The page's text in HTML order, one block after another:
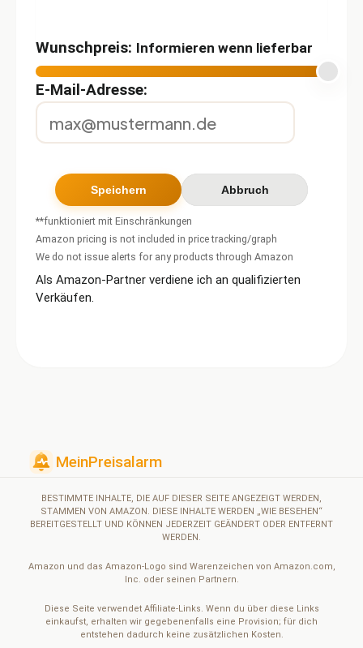
Wunschpreis: Informieren wenn lieferbar
E-Mail-Adresse:
**funktioniert mit Einschränkungen
Amazon pricing is not included in price tracking/graph
We do not issue alerts for any products through Amazon
Als Amazon-Partner verdiene ich an qualifizierten
Verkäufen.
BESTIMMTE INHALTE, DIE AUF DIESER SEITE ANGEZEIGT WERDEN,
STAMMEN VON AMAZON. DIESE INHALTE WERDEN „WIE BESEHEN“
BEREITGESTELLT UND KÖNNEN JEDERZEIT GEÄNDERT ODER ENTFERNT
WERDEN.
Amazon und das Amazon-Logo sind Warenzeichen von Amazon.com,
Inc. oder seinen Partnern.
Diese Seite verwendet Affiliate-Links. Wenn du über diese Links
einkaufst, erhalten wir gegebenenfalls eine Provision; für dich
entstehen dadurch keine zusätzlichen Kosten.